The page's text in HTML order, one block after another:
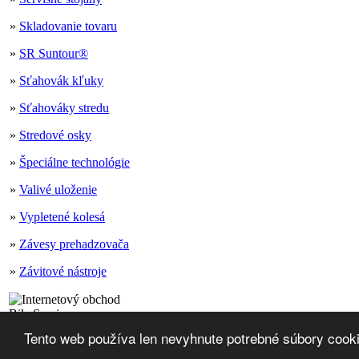
Tento web používa len nevyhnute potrebné súbory
» Skladovanie tovaru
» SR Suntour®
» Sťahovák kľuky
» Sťahováky stredu
» Stredové osky
» Špeciálne technológie
» Valivé uloženie
» Vypletené kolesá
» Závesy prehadzovača
» Závitové nástroje
Sobota, 8. augusta 2026 Copyright © 2026 Milan Kedro2137080